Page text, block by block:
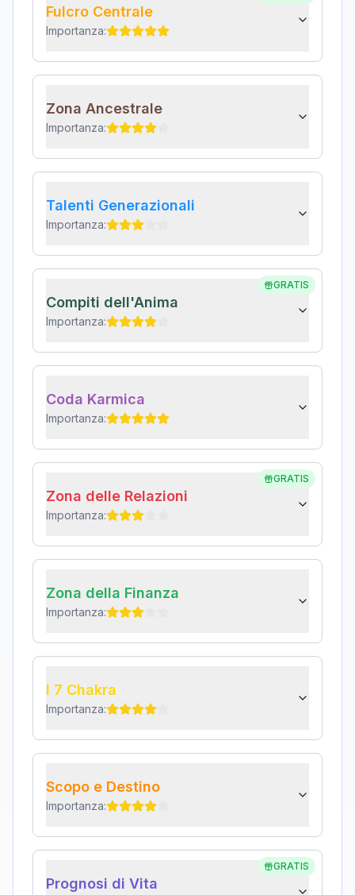
Fulcro Centrale
Importanza:
Zona Ancestrale
Importanza:
Talenti Generazionali
Importanza:
GRATIS
Compiti dell'Anima
Importanza:
Coda Karmica
Importanza:
GRATIS
Zona delle Relazioni
Importanza:
Zona della Finanza
Importanza:
I 7 Chakra
Importanza:
Scopo e Destino
Importanza:
GRATIS
Prognosi di Vita